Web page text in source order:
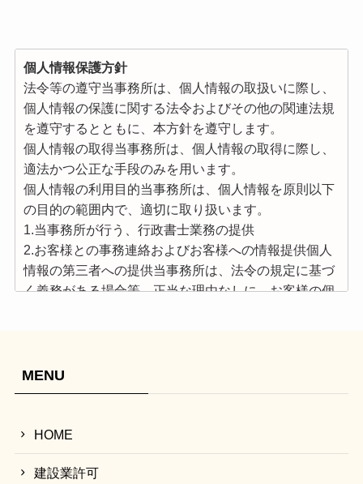
個人情報保護方針
法令等の遵守当事務所は、個人情報の取扱いに際し、
個人情報の保護に関する法令およびその他の関連法規
を遵守するとともに、本方針を遵守します。
個人情報の取得当事務所は、個人情報の取得に際し、
適法かつ公正な手段のみを用います。
個人情報の利用目的当事務所は、個人情報を原則以下
の目的の範囲内で、適切に取り扱います。
1.当事務所が行う、行政書士業務の提供
2.お客様との事務連絡およびお客様への情報提供個人
情報の第三者への提供当事務所は、法令の規定に基づ
く義務がある場合等、正当な理由なしに、お客様の個
の、法で定める開示請求などの手続きに関して、適切
かつ迅速に対応致します。
方針を変更することがあります。
お問い合わせ窓口
〒838-0144 福岡県小郡市祇園1-16-10
MENU
HOME
建設業許可